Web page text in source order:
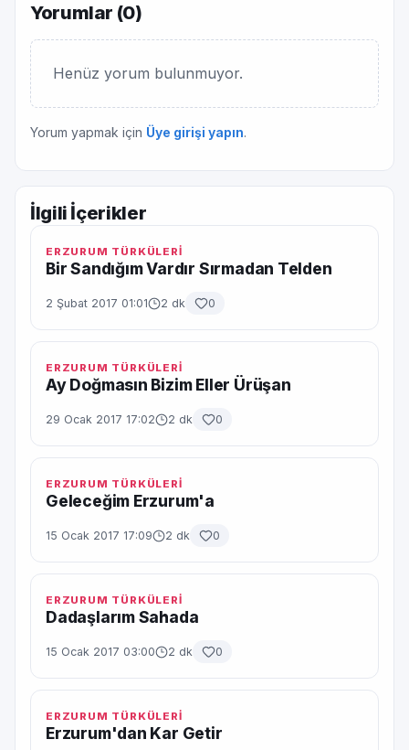
Yorumlar (0)
Henüz yorum bulunmuyor.
Yorum yapmak için Üye girişi yapın.
İlgili İçerikler
ERZURUM TÜRKÜLERİ
Bir Sandığım Vardır Sırmadan Telden
2 Şubat 2017 01:01 2 dk 0
ERZURUM TÜRKÜLERİ
Ay Doğmasın Bizim Eller Ürüşan
29 Ocak 2017 17:02 2 dk 0
ERZURUM TÜRKÜLERİ
Geleceğim Erzurum'a
15 Ocak 2017 17:09 2 dk 0
ERZURUM TÜRKÜLERİ
Dadaşlarım Sahada
15 Ocak 2017 03:00 2 dk 0
ERZURUM TÜRKÜLERİ
Erzurum'dan Kar Getir